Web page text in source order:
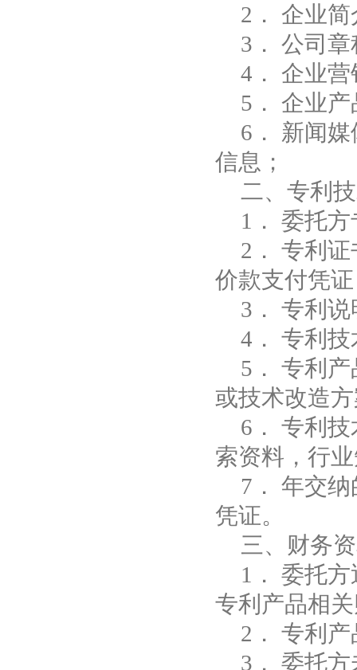
2． 企业简
3． 公司章
4． 企业营
5． 企业产
6．
新闻
信息；
二、专利
1． 委托方
2． 专利
价款支付凭
3． 专利
4． 专利技
5． 专利
或技术改造
6． 专利技
索资料，行
7． 年交纳
凭证。
三、财务
1． 委托方
专利产品相
2． 专利产
3． 委托方